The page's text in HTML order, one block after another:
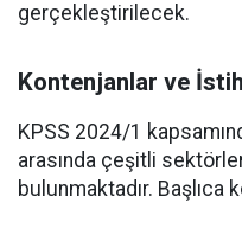
gerçekleştirilecek.
Kontenjanlar ve
KPSS 2024/1
arasında çeşitli
bulunmaktadır. Başlıca